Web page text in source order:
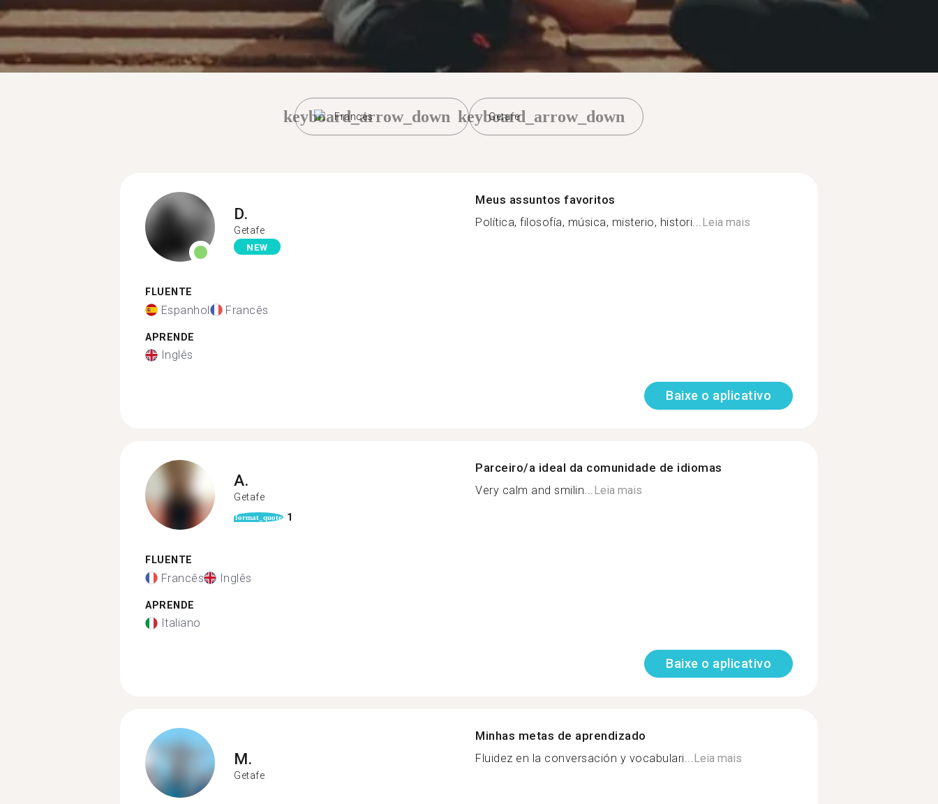
Francês
keyboard_arrow_down Getafe
keyboard_arrow_down
D.
Getafe
NEW
FLUENTE
Espanhol Francês
APRENDE
Inglês
Meus assuntos favoritos
Política, filosofía, música, misterio, histori...Leia mais
Baixe o aplicativo
A.
Getafe
format_quote 1
FLUENTE
Francês Inglês
APRENDE
Italiano
Parceiro/a ideal da comunidade de idiomas
Very calm and smilin...Leia mais
Baixe o aplicativo
M.
Getafe
Minhas metas de aprendizado
Fluidez en la conversación y vocabulari...Leia mais